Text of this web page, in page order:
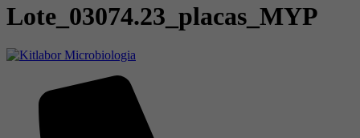
Lote_03074.23_placas_MYP